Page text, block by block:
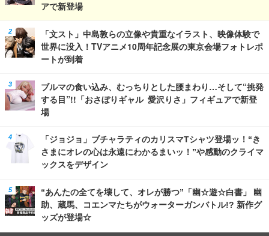
アで新登場
「文スト」中島敦らの立像や貴重なイラスト、映像体験で
世界に没入！TVアニメ10周年記念展の東京会場フォトレポ
ートが到着
ブルマの食い込み、むっちりとした腰まわり…そして“挑発
する目”!!「おさぼりギャル 愛沢りさ」フィギュアで新登
場
「ジョジョ」ブチャラティのカリスマTシャツ登場ッ！“き
さまにオレの心は永遠にわかるまいッ！”や感動のクライマ
ックスをデザイン
“あんたの全てを壊して、オレが勝つ”「幽☆遊☆白書」 幽
助、蔵馬、コエンマたちがウォーターガンバトル!? 新作グ
ッズが登場☆